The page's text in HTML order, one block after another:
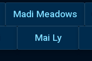
Madi Meadows
Mai Ly